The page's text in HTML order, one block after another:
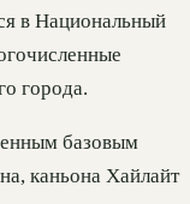
в Национальный
города.
базовым
каньона Хайлайт